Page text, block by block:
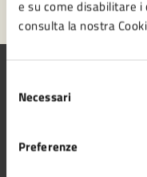
e su come disabilitare
consulta la nostra
delNecessari
Preferenze